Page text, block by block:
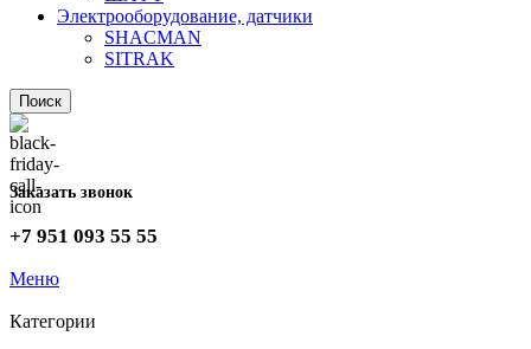
Электрооборудование, датчики
SHACMAN
SITRAK
Поиск
Заказать звонок
+7 951 093 55 55
Меню
Категории